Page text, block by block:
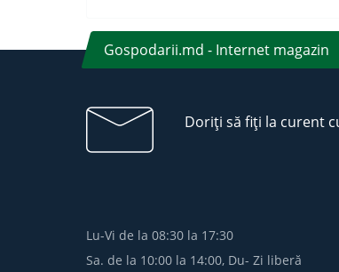
Gospodarii.md - Internet magazin
Doriți să fiți la curent
Lu-Vi de la 08:30 la 17:30
Sa. de la 10:00 la 14:00, Du- Zi liberă